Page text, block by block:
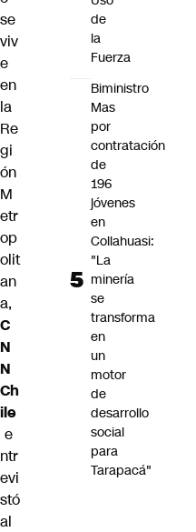
se
viv
e
en
la
Re
gi
ón
M
etr
op
olit
an
a,
C
N
N
Ch
ile
e
ntr
evi
stó
al
de
la
Fuerza
Biministro
Mas
por
contratación
de
196
jóvenes
en
Collahuasi:
"La
minería
se
transforma
en
un
motor
de
desarrollo
social
para
Tarapacá"